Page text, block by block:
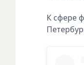
К сфере